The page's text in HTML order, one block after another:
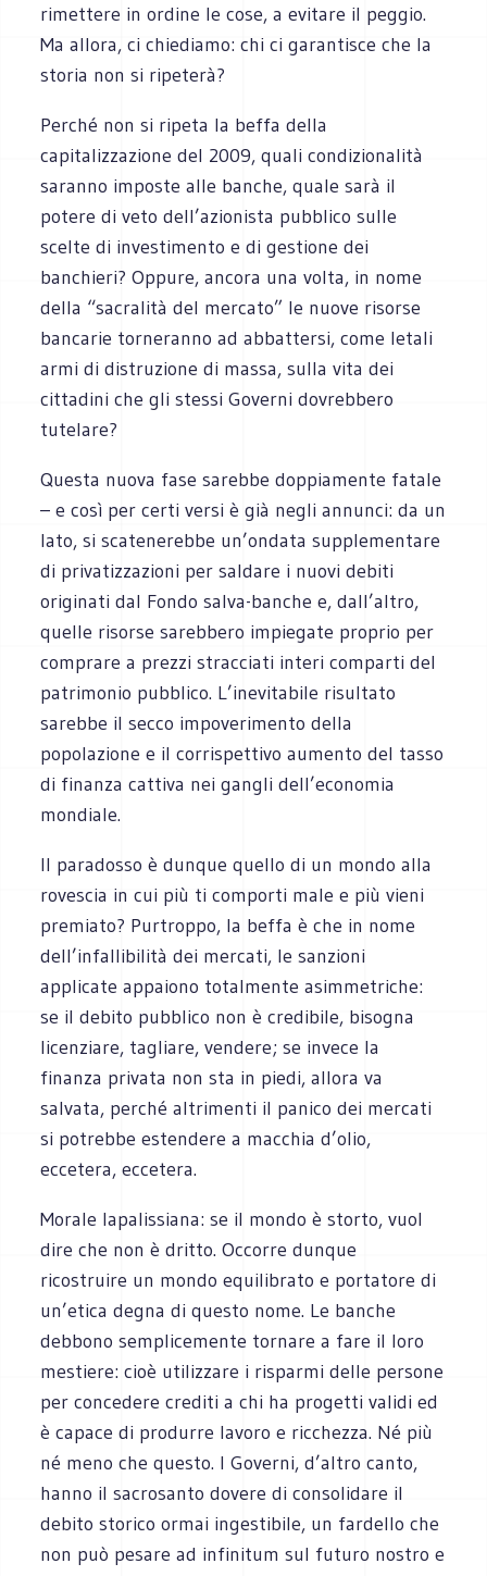
rimettere in ordine le cose, a evitare il peggio.
Ma allora, ci chiediamo: chi ci garantisce che la
storia non si ripeterà?
Perché non si ripeta la beffa della
capitalizzazione del 2009, quali condizionalità
saranno imposte alle banche, quale sarà il
potere di veto dell’azionista pubblico sulle
scelte di investimento e di gestione dei
banchieri? Oppure, ancora una volta, in nome
della “sacralità del mercato” le nuove risorse
bancarie torneranno ad abbattersi, come letali
armi di distruzione di massa, sulla vita dei
cittadini che gli stessi Governi dovrebbero
tutelare?
Questa nuova fase sarebbe doppiamente fatale
– e così per certi versi è già negli annunci: da un
lato, si scatenerebbe un’ondata supplementare
di privatizzazioni per saldare i nuovi debiti
originati dal Fondo salva-banche e, dall’altro,
quelle risorse sarebbero impiegate proprio per
comprare a prezzi stracciati interi comparti del
patrimonio pubblico. L’inevitabile risultato
sarebbe il secco impoverimento della
popolazione e il corrispettivo aumento del tasso
di finanza cattiva nei gangli dell’economia
mondiale.
Il paradosso è dunque quello di un mondo alla
rovescia in cui più ti comporti male e più vieni
premiato? Purtroppo, la beffa è che in nome
dell’infallibilità dei mercati, le sanzioni
applicate appaiono totalmente asimmetriche:
se il debito pubblico non è credibile, bisogna
licenziare, tagliare, vendere; se invece la
finanza privata non sta in piedi, allora va
salvata, perché altrimenti il panico dei mercati
si potrebbe estendere a macchia d’olio,
eccetera, eccetera.
Morale lapalissiana: se il mondo è storto, vuol
dire che non è dritto. Occorre dunque
ricostruire un mondo equilibrato e portatore di
un’etica degna di questo nome. Le banche
debbono semplicemente tornare a fare il loro
mestiere: cioè utilizzare i risparmi delle persone
per concedere crediti a chi ha progetti validi ed
è capace di produrre lavoro e ricchezza. Né più
né meno che questo. I Governi, d’altro canto,
hanno il sacrosanto dovere di consolidare il
debito storico ormai ingestibile, un fardello che
non può pesare ad infinitum sul futuro nostro e